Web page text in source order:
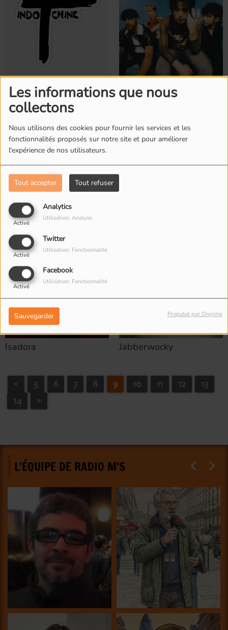
Les informations que nous
collectons
Nous utilisons des cookies pour fournir les services et les
fonctionnalités proposés sur notre site et pour améliorer
l'expérience de nos utilisateurs.
Tout accepter Tout refuser
Analytics
Activé
Utilisation: Analyse
Twitter
Activé
Utilisation: Fonctionnalité
Facebook
Activé
Utilisation: Fonctionnalité
Sauvegarder Propulsé par Orejime
Indochine
INXS
Isadora Jabberwocky
< 5 6 7 8 9 10 11 12
13
14
>
L'ÉQUIPE DE RADIO M'S